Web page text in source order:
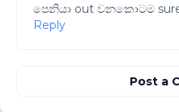
පෙනියා out වනකොටම
Reply
Post a